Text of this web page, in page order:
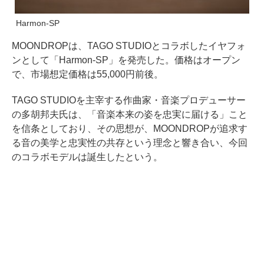
Harmon-SP
MOONDROPは、TAGO STUDIOとコラボしたイヤフォ
ンとして「Harmon-SP」を発売した。価格はオープン
で、市場想定価格は55,000円前後。
TAGO STUDIOを主宰する作曲家・音楽プロデューサー
の多胡邦夫氏は、「音楽本来の姿を忠実に届ける」こと
を信条としており、その思想が、MOONDROPが追求す
る音の美学と忠実性の共存という理念と響き合い、今回
のコラボモデルは誕生したという。